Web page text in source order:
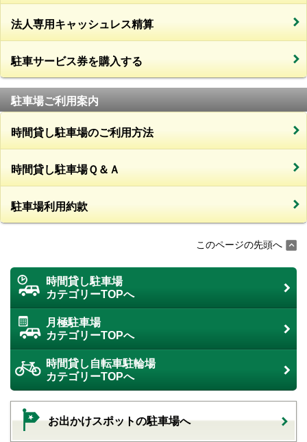
法人専用キャッシュレス精算
駐車サービス券を購入する
駐車場ご利用案内
時間貸し駐車場のご利用方法
時間貸し駐車場Ｑ＆Ａ
駐車場利用約款
このページの先頭へ
時間貸し駐車場
カテゴリーTOPへ
月極駐車場
カテゴリーTOPへ
時間貸し自転車駐輪場
カテゴリーTOPへ
お出かけスポットの駐車場へ